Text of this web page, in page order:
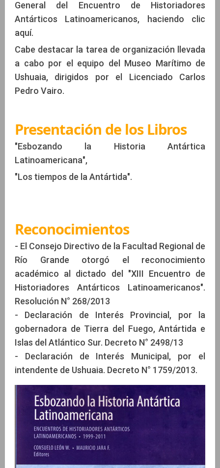
General del Encuentro de Historiadores
Antárticos Latinoamericanos, haciendo clic
aquí.
Cabe destacar la tarea de organización llevada
a cabo por el equipo del Museo Marítimo de
Ushuaia, dirigidos por el Licenciado Carlos
Pedro Vairo.
Presentación de los Libros
"Esbozando la Historia Antártica
Latinoamericana",
"Los tiempos de la Antártida".
Reconocimientos
- El Consejo Directivo de la Facultad Regional de
Río Grande otorgó el reconocimiento
académico al dictado del "XIII Encuentro de
Historiadores Antárticos Latinoamericanos".
Resolución N° 268/2013
- Declaración de Interés Provincial, por la
gobernadora de Tierra del Fuego, Antártida e
Islas del Atlántico Sur. Decreto N° 2498/13
- Declaración de Interés Municipal, por el
intendente de Ushuaia. Decreto N° 1759/2013.